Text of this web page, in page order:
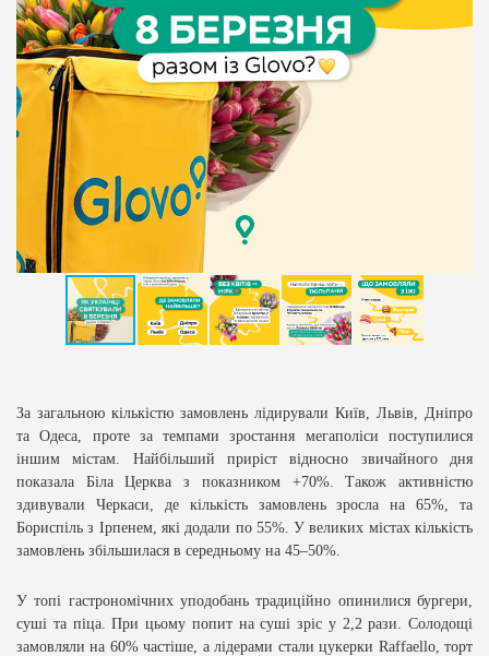
За загальною кількістю замовлень лідирували Київ, Львів, Дніпро
та Одеса, проте за темпами зростання мегаполіси поступилися
іншим містам. Найбільший приріст відносно звичайного дня
показала Біла Церква з показником +70%. Також активністю
здивували Черкаси, де кількість замовлень зросла на 65%, та
Бориспіль з Ірпенем, які додали по 55%. У великих містах кількість
замовлень збільшилася в середньому на 45–50%.
У топі гастрономічних уподобань традиційно опинилися бургери,
суші та піца. При цьому попит на суші зріс у 2,2 рази. Солодощі
замовляли на 60% частіше, а лідерами стали цукерки Raffaello, торт